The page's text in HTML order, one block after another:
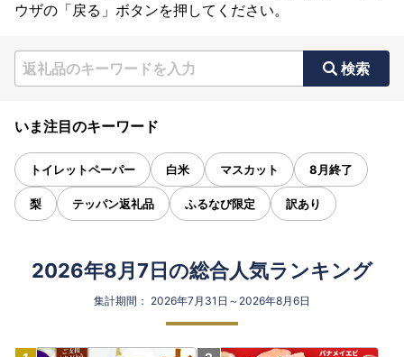
ウザの「戻る」ボタンを押してください。
検索
いま注目のキーワード
トイレットペーパー 白米 マスカット 8月終了
梨 テッパン返礼品 ふるなび限定 訳あり
2026年8月7日の総合人気ランキング
集計期間： 2026年7月31日～2026年8月6日